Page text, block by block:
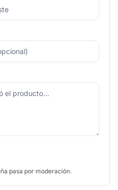
pasa por moderación.